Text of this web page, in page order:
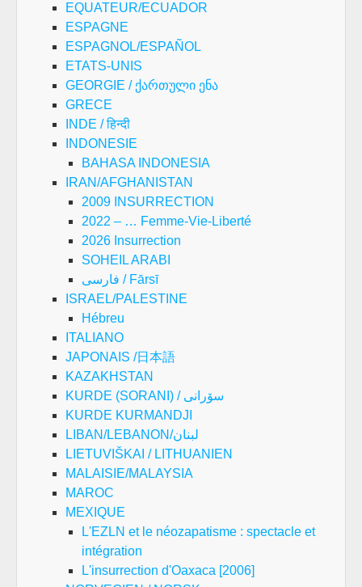
EQUATEUR/ECUADOR
ESPAGNE
ESPAGNOL/ESPAÑOL
ETATS-UNIS
GEORGIE / ქართული ენა
GRECE
INDE / हिन्दी
INDONESIE
BAHASA INDONESIA
IRAN/AFGHANISTAN
2009 INSURRECTION
2022 – … Femme-Vie-Liberté
2026 Insurrection
SOHEIL ARABI
فارسی / Fārsī
ISRAEL/PALESTINE
Hébreu
ITALIANO
JAPONAIS /日本語
KAZAKHSTAN
KURDE (SORANI) / سۆرانی
KURDE KURMANDJI
LIBAN/LEBANON/لبنان
LIETUVIŠKAI / LITHUANIEN
MALAISIE/MALAYSIA
MAROC
MEXIQUE
L'EZLN et le néozapatisme : spectacle et
intégration
L'insurrection d'Oaxaca [2006]